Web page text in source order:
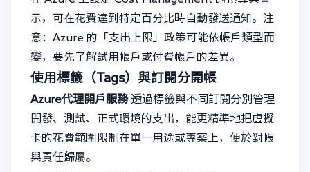
示，可在花費達到特定百分比時自動發送通知。注
意：Azure 的「支出上限」政策可能依帳戶類型而
變，要先了解試用帳戶或付費帳戶的差異。
使用標籤（Tags）與訂閱分開帳
Azure代理開戶服務透過標籤與不同訂閱分別管理
開發、測試、正式環境的支出，能更精準地把虛擬
卡的花費範圍限制在單一用途或專案上，便於對帳
與責任歸屬。